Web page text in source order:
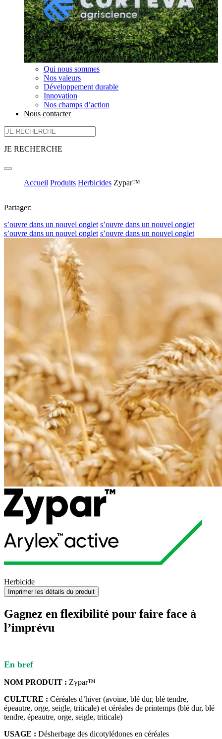
Qui nous sommes
Nos valeurs
Développement durable
Innovation
Nos champs d’action
Nous contacter
JE RECHERCHE
Accueil Produits Herbicides Zypar™
Partager:
s’ouvre dans un nouvel onglet s’ouvre dans un nouvel onglet
s’ouvre dans un nouvel onglet s’ouvre dans un nouvel onglet
Herbicide
Imprimer les détails du produit
Gagnez en flexibilité pour faire face à
l’imprévu
En bref
NOM PRODUIT : Zypar™
CULTURE : Céréales d’hiver (avoine, blé dur, blé tendre,
épeautre, orge, seigle, triticale) et céréales de printemps (blé dur, blé
tendre, épeautre, orge, seigle, triticale)
USAGE : Désherbage des dicotylédones en céréales